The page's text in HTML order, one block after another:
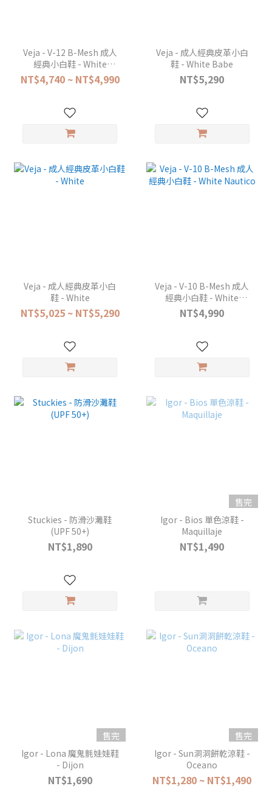
Veja - V-12 B-Mesh 成人
經典小白鞋 - White
Natural
NT$4,740 ~ NT$4,990
Veja - 成人經典皮革小白
鞋 - White Babe
NT$5,290
Veja - 成人經典皮革小白
鞋 - White
NT$5,025 ~ NT$5,290
Veja - V-10 B-Mesh 成人
經典小白鞋 - White
Nautico
NT$4,990
Stuckies - 防滑沙灘鞋
(UPF 50+)
NT$1,890
售完
Igor - Bios 單色涼鞋 -
Maquillaje
NT$1,490
售完
Igor - Lona 魔鬼氈娃娃鞋
- Dijon
NT$1,690
售完
Igor - Sun洞洞餅乾涼鞋 -
Oceano
NT$1,280 ~ NT$1,490